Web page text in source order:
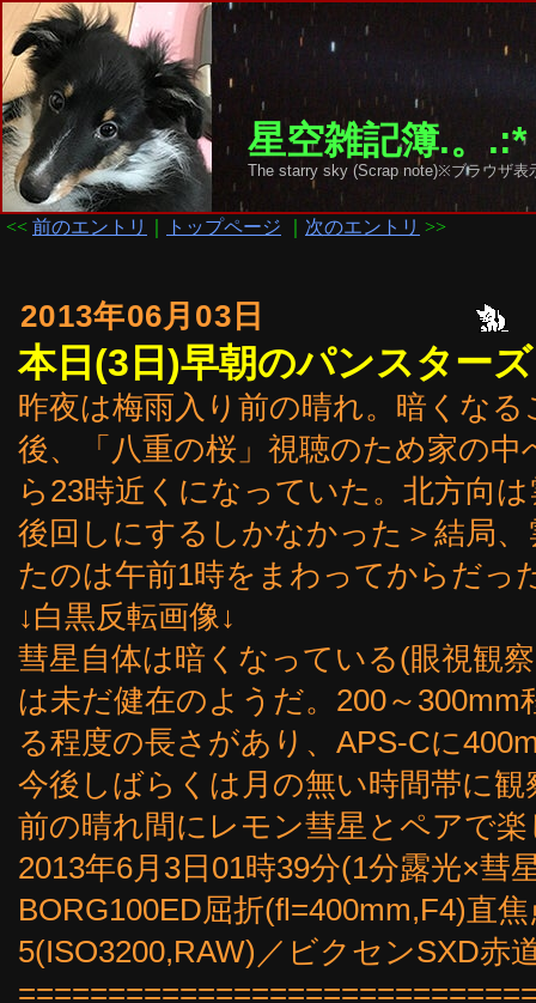
星空雑記簿.。
The starry sky (Scrap note)※ブラウザ
<< 前のエントリ トップページ 次のエントリ >>
2013年06月03日
本日(3日)早朝のパンスター
昨夜は梅雨入り前の晴れ。暗くな
後、「八重の桜」視聴のため家の
ら23時近くになっていた。北方向
後回しにするしかなかった＞結局
たのは午前1時をまわってからだっ
↓白黒反転画像↓
彗星自体は暗くなっている(眼視観
は未だ健在のようだ。200～
る程度の長さがあり、APS-Cに
今後しばらくは月の無い時間帯に
前の晴れ間にレモン彗星とペアで
2013年6月3日01時39分(1分露光×彗
BORG100ED屈折(fl=400mm,F4)直
5(ISO3200,RAW)／ビクセンSXD赤